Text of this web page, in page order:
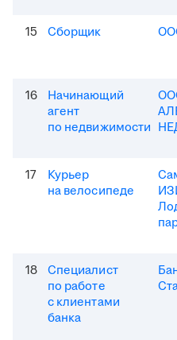
15 Сборщик
16
Начинающий
агент
по недвижимости
17
Курьер
на велосипеде
18
Специалист
по работе
с клиентами
банка